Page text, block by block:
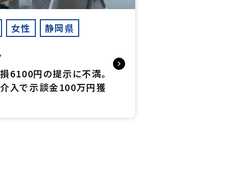
女性 静岡県
6100円の提示に不満。
入で示談金100万円獲